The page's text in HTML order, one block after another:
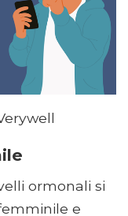
ormonali si
e